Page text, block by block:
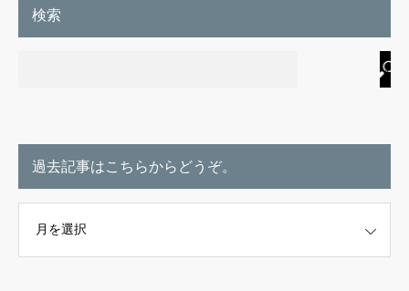
検索
過去記事はこちらからどうぞ。